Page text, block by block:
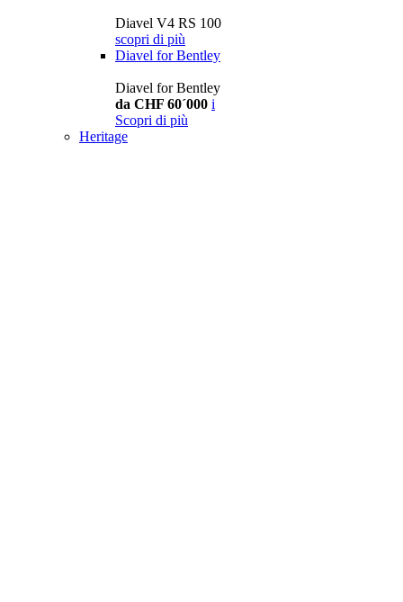
Diavel V4 RS 100
scopri di più
Diavel for Bentley
Diavel for Bentley
da CHF 60´000 i
Scopri di più
Heritage